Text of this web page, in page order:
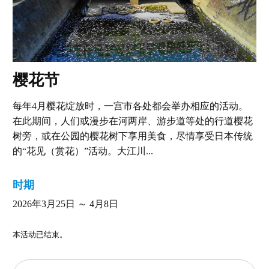
樱花节
每年4月樱花绽放时，一宫市各处都会举办相应的活动。
在此期间，人们或漫步在河两岸、游步道等处的行道樱花
树旁，或在公园的樱花树下享用美食，尽情享受日本传统
的“花见（赏花）”活动。大江川...
时期
2026年3月25日 ～ 4月8日
本活动已结束。